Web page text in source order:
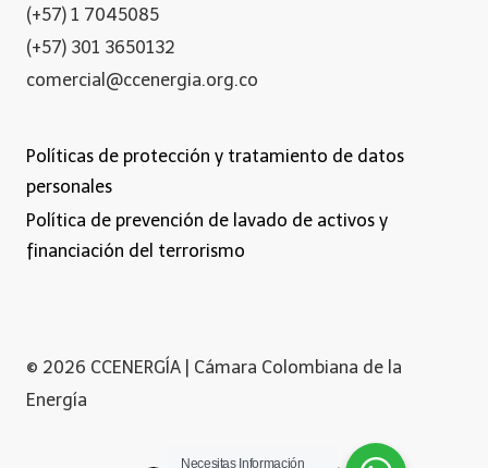
(+57) 1 7045085
(+57) 301 3650132
comercial@ccenergia.org.co
Políticas de protección y tratamiento de datos
personales
Política de prevención de lavado de activos y
financiación del terrorismo
© 2026 CCENERGÍA | Cámara Colombiana de la
Energía
Necesitas Información